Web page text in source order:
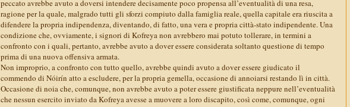
peccato avrebbe avuto a doversi intendere decisamente poco propensa all’eventualità di una resa,
ragione per la quale, malgrado tutti gli sforzi compiuto dalla famiglia reale, quella capitale era riuscita a
difendere la propria indipendenza, diventando, di fatto, una vera e propria città-stato indipendente. Una
condizione che, ovviamente, i signori di Kofreya non avrebbero mai potuto tollerare, in termini a
confronto con i quali, pertanto, avrebbe avuto a dover essere considerata soltanto questione di tempo
prima di una nuova offensiva armata.
Non improprio, a confronto con tutto quello, avrebbe quindi avuto a dover essere giudicato il
commendo di Nóirín atto a escludere, per la propria gemella, occasione di annoiarsi restando lì in città.
Occasione di noia che, comunque, non avrebbe avuto a poter essere giustificata neppure nell’eventualità
che nessun esercito inviato da Kofreya avesse a muovere a loro discapito, così come, comunque, ogni